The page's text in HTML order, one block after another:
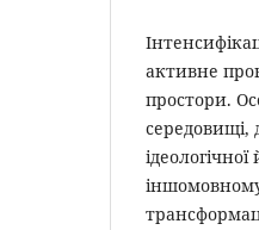
активне
простори.
середовищі,